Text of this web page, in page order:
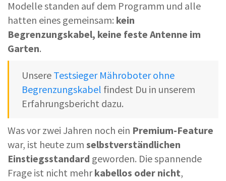
Modelle standen auf dem Programm und alle
hatten eines gemeinsam: kein
Begrenzungskabel, keine feste Antenne im
Garten.
Unsere Testsieger Mähroboter ohne
Begrenzungskabel findest Du in unserem
Erfahrungsbericht dazu.
Was vor zwei Jahren noch ein Premium-Feature
war, ist heute zum selbstverständlichen
Einstiegsstandard geworden. Die spannende
Frage ist nicht mehrkabellos oder nicht,